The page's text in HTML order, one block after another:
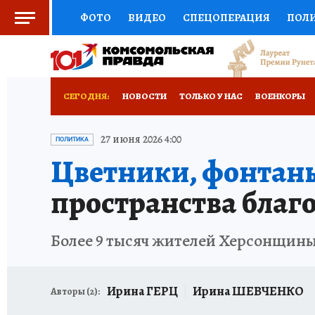
ФОТО ВИДЕО СПЕЦОПЕРАЦИЯ
СОЦПОДДЕРЖКА НАУКА СПОРТ
НЕДВИЖИМОСТЬ
ТЕСТЫ
СЕГОДНЯ: НОВОСТИ ТОЛЬКО У НАС ВОЕНКОРЫ
РАЗРУШЕНИЕ КАХОВСКОЙ ГЭС
ПОЛИТИКА 27 июня 2026 4:00
Цветники,
пространства
Более 9 тысяч жителей
Авторы (2): Ирина ГЕРЦ Ирина ШЕВЧЕНКО